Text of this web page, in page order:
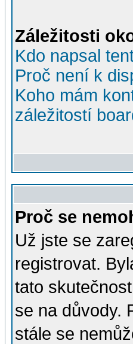
Záležitosti
Kdo napsal
Proč není k
Koho mám
záležitostí
Proč se
Už jste se
registrovat.
tato
se na důvody.
stále se